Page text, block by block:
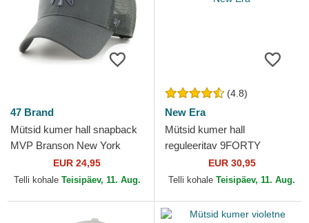
47 Brand
Mütsid kumer hall snapback
MVP Branson New York
Yankees MLB 47 Brand
EUR 24,95
Telli kohale Teisipäev, 11. Aug.
(4.8)
New Era
Mütsid kumer hall
reguleeritav 9FORTY
Diamond Era New York
Yankees MLB New Era
EUR 30,95
Telli kohale Teisipäev, 11. Aug.